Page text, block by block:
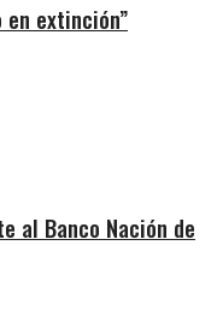
en extinción”
al Banco Nación de